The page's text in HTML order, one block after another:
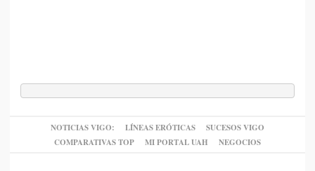
NOTICIAS VIGO: LÍNEAS ERÓTICAS
SUCESOS VIGO
COMPARATIVAS TOP
MI PORTAL UAH NEGOCIOS